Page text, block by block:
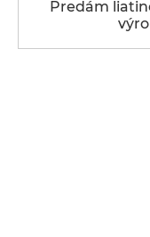
Predám